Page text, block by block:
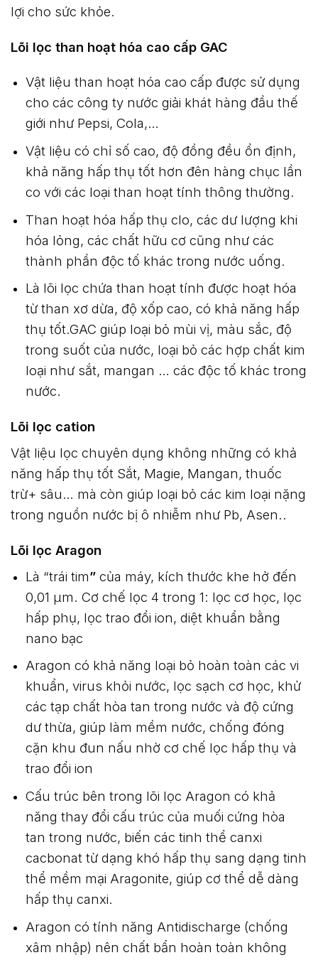
lợi cho sức khỏe.
Lõi lọc than hoạt hóa cao cấp GAC
Vật liệu than hoạt hóa cao cấp được sử dụng
cho các công ty nước giải khát hàng đầu thế
giới như Pepsi, Cola,…
Vật liệu có chỉ số cao, độ đồng đều ổn định,
khả năng hấp thụ tốt hơn đên hàng chục lần
co với các loại than hoạt tính thông thường.
Than hoạt hóa hấp thụ clo, các dư lượng khi
hóa lỏng, các chất hữu cơ cũng như các
thành phần độc tố khác trong nước uống.
Là lõi lọc chứa than hoạt tính được hoạt hóa
từ than xơ dừa, độ xốp cao, có khả năng hấp
thụ tốt.GAC giúp loại bỏ mùi vị, màu sắc, độ
trong suốt của nước, loại bỏ các hợp chất kim
loại như sắt, mangan … các độc tố khác trong
nước.
Lõi lọc cation
Vật liệu lọc chuyên dụng không những có khả
năng hấp thụ tốt Sắt, Magie, Mangan, thuốc
trừ+ sâu… mà còn giúp loại bỏ các kim loại nặng
trong nguồn nước bị ô nhiễm như Pb, Asen..
Lõi lọc Aragon
Là “trái tim” của máy, kích thước khe hở đến
0,01 μm. Cơ chế lọc 4 trong 1: lọc cơ học, lọc
hấp phụ, lọc trao đổi ion, diệt khuẩn bằng
nano bạc
Aragon có khả năng loại bỏ hoàn toàn các vi
khuẩn, virus khỏi nước, lọc sạch cơ học, khử
các tạp chất hòa tan trong nước và độ cứng
dư thừa, giúp làm mềm nước, chống đóng
cặn khu đun nấu nhờ cơ chế lọc hấp thụ và
trao đổi ion
Cấu trúc bên trong lõi lọc Aragon có khả
năng thay đổi cấu trúc của muối cứng hòa
tan trong nước, biến các tinh thể canxi
cacbonat từ dạng khó hấp thụ sang dạng tinh
thể mềm mại Aragonite, giúp cơ thể dễ dàng
hấp thụ canxi.
Aragon có tính năng Antidischarge (chống
xâm nhập) nên chất bẩn hoàn toàn không